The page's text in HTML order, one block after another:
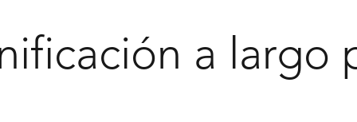
a largo